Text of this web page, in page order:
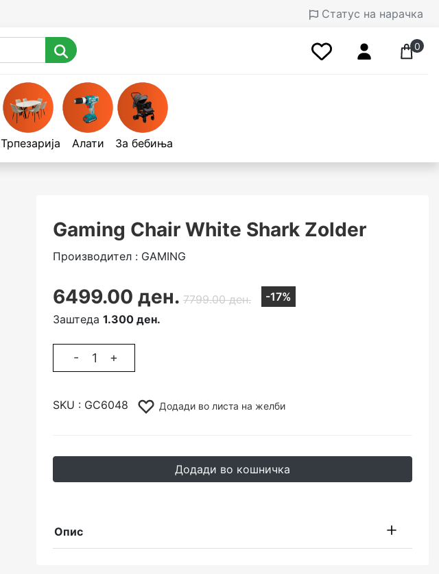
Статус на нарачка
0
Трпезарија Алати За бебиња
Gaming Chair White Shark Zolder
Производител : GAMING
6499.00 ден. 7799.00 ден.
-17%
Заштеда 1.300 ден.
- +
SKU : GC6048 Додади во листа на желби
Додади во кошничка
Опис